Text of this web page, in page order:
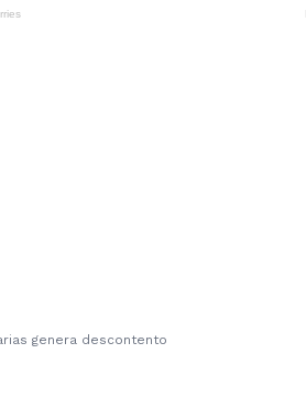
genera descontento